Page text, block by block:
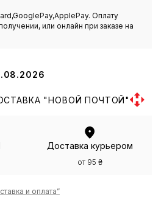
Оплату
или онлайн при заказе на
"НОВОЙ ПОЧТОЙ"
Доставка курьером
от 95 ₴
и оплата”